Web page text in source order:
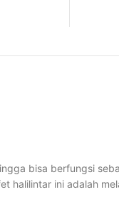
bisa berfungsi
ini adalah